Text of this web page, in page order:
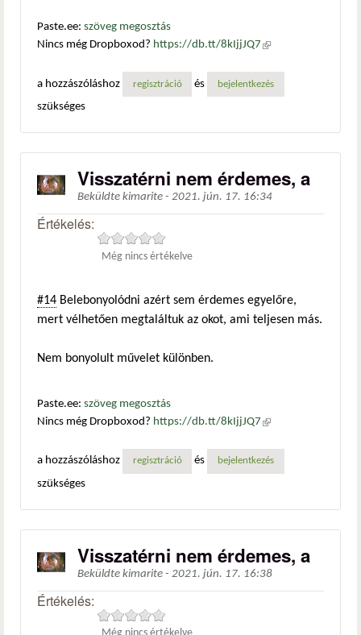
Paste.ee: szöveg megosztás
Nincs még Dropboxod? https://db.tt/8kIjjJQ7 (külső
a hozzászóláshoz
regisztráció és bejelentkezés
szükséges
Visszatérni nem érdemes, a
Beküldte kimarite - 2021. jún. 17. 16:34
Értékelés:
Még nincs értékelve
#14 Belebonyolódni azért sem érdemes egyelőre,
mert vélhetően megtaláltuk az okot, ami teljesen más.
Nem bonyolult művelet különben.
Paste.ee: szöveg megosztás
Nincs még Dropboxod? https://db.tt/8kIjjJQ7 (külső
a hozzászóláshoz
regisztráció és bejelentkezés
szükséges
Visszatérni nem érdemes, a
Beküldte kimarite - 2021. jún. 17. 16:38
Értékelés: